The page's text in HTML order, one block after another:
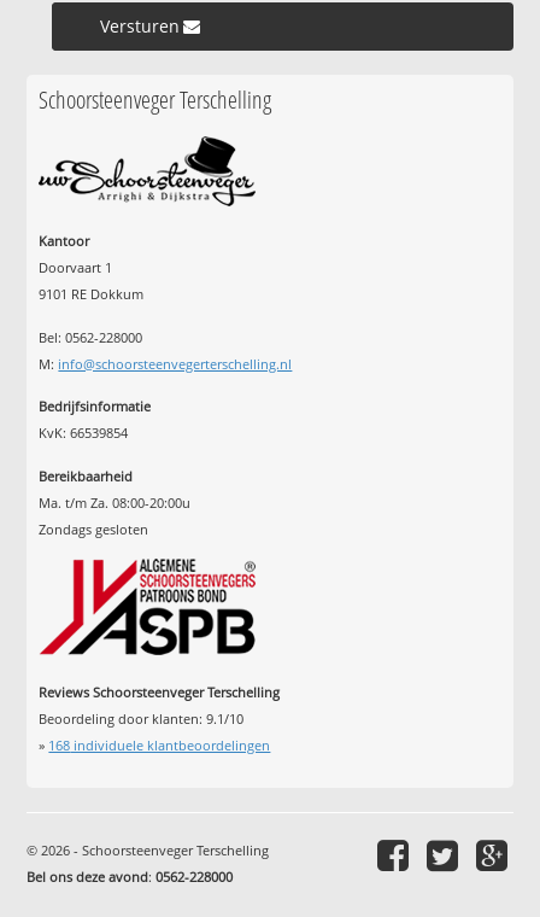
Versturen »
Schoorsteenveger Terschelling
Kantoor
Doorvaart 1
9101 RE Dokkum
Bel: 0562-228000
M: info@schoorsteenvegerterschelling.nl
Bedrijfsinformatie
KvK: 66539854
Bereikbaarheid
Ma. t/m Za. 08:00-20:00u
Zondags gesloten
Reviews Schoorsteenveger Terschelling
Beoordeling door klanten:9.1/10
» 168 individuele klantbeoordelingen
© 2026 - Schoorsteenveger Terschelling
Bel ons deze avond:0562-228000